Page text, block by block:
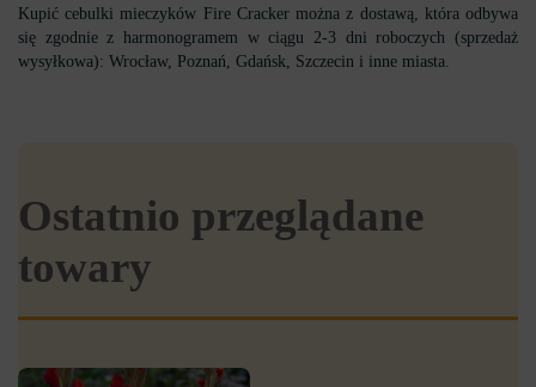
Kupić cebulki mieczyków Fire Cracker można z dostawą, która odbywa
się zgodnie z harmonogramem w ciągu 2-3 dni roboczych (sprzedaż
wysyłkowa): Wrocław, Poznań, Gdańsk, Szczecin i inne miasta.
Ostatnio przeglądane
towary